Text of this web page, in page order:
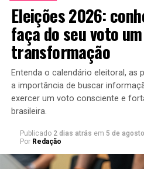
TÓPICOS RELACIONADOS:
A SEGUIR
LEMBRAR PARA REFLETIR
NÃO PERCA
PINHEIROS: O RIO QUE DEU
Eleições 2026:
faça do seu voto
transformação
Entenda o calendário eleitoral, as
a importância de buscar
exercer um voto consciente e
brasileira.
Publicado 2 dias atrás em 5 de
Por Redação